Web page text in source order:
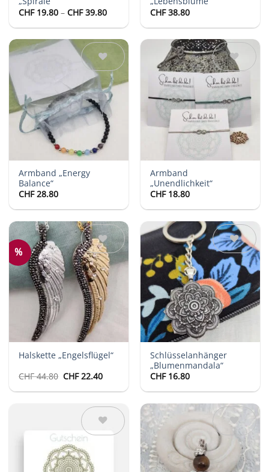
CHF19.80 –CHF39.80Preisspanne:
bis
CHF38.80
Auf die
Wunschliste
Armband „Energy
Balance“
CHF28.80
Auf die
Wunschliste
Armband
„Unendlichkeit“
CHF18.80
%
Auf die
Wunschliste
Halskette „Engelsflügel“
CHF44.80 Ursprünglicher
Preis
war:
CHF22.40Aktueller
ist:
Auf die
Wunschliste
Schlüsselanhänger
„Blumenmandala“
CHF16.80
Wunschliste
Auf die
Wunschliste